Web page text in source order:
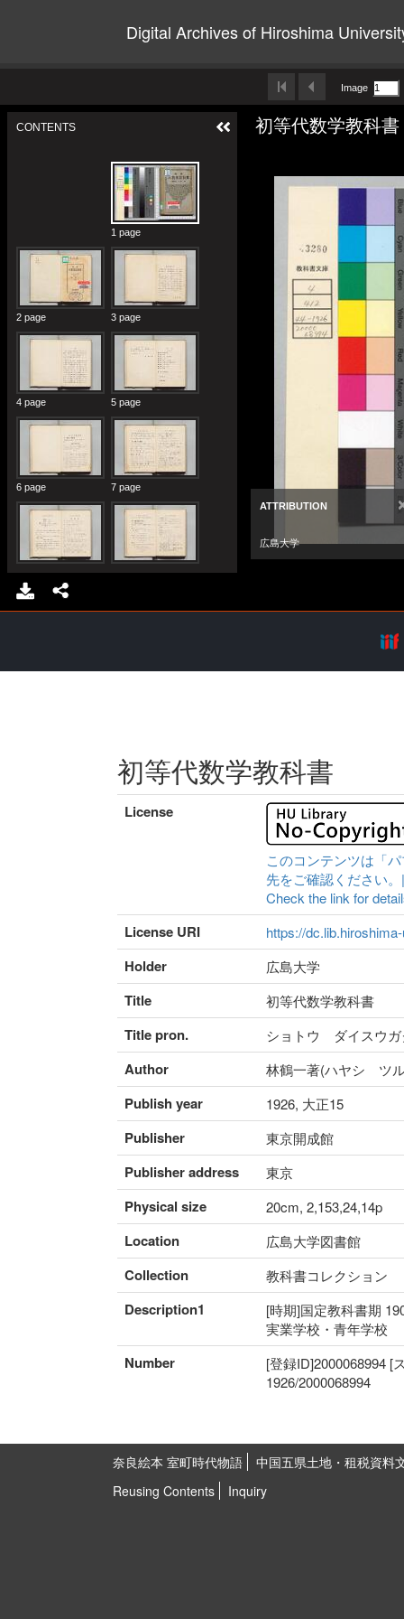
Digital Archives of Hiroshima
初等代数学教科書
License
このコンテンツは「
先をご確認ください
Check the link for
License URI https://
Holder 広島大学
Title 初等代数学教科書
Title pron. ショトウ ダイスウ
Author 林鶴一著(ハヤシ ツ
Publish year 1926, 大正15
Publisher 東京開成館
Publisher address 東京
Physical size 20cm, 2,153,24,14p
Location 広島大学図書館
Collection 教科書コレクション
Description1
[時期]国定教科書期
実業学校・青年学校
Number
[登録ID]2000068994 [
1926/2000068994
奈良絵本 室町時代物語
中国五県土地・租税資料
Reusing Contents
Inquiry